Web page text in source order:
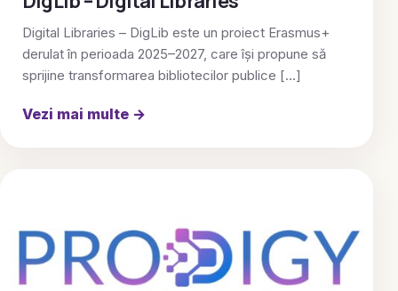
Digital Libraries – DigLib este un proiect Erasmus+
derulat în perioada 2025–2027, care își propune să
sprijine transformarea bibliotecilor publice […]
Vezi mai multe →